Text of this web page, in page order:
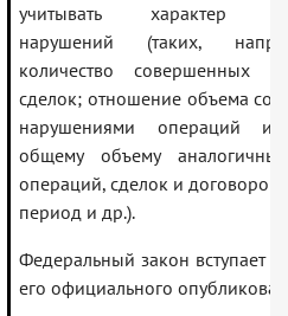
учитывать характер
нарушений (таких,
количество совершенных
сделок; отношение объема
нарушениями операций
общему объему
операций, сделок и договоров
период и др.).
Федеральный закон вступает в
его официального